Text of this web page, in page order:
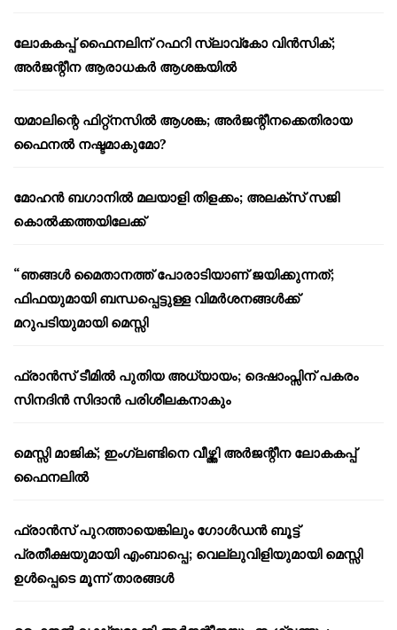
ലോകകപ്പ് ഫൈനലിന് റഫറി സ്ലാവ്‌കോ വിൻസിക്;
അർജന്റീന ആരാധകർ ആശങ്കയിൽ
യമാലിന്റെ ഫിറ്റ്നസിൽ ആശങ്ക; അർജന്റീനക്കെതിരായ
ഫൈനൽ നഷ്ടമാകുമോ?
മോഹൻ ബഗാനിൽ മലയാളി തിളക്കം; അലക്സ് സജി
കൊൽക്കത്തയിലേക്ക്
“ഞങ്ങൾ മൈതാനത്ത് പോരാടിയാണ് ജയിക്കുന്നത്;
ഫിഫയുമായി ബന്ധപ്പെട്ടുള്ള വിമർശനങ്ങൾക്ക്
മറുപടിയുമായി മെസ്സി
ഫ്രാൻസ് ടീമിൽ പുതിയ അധ്യായം; ദെഷാംപ്സിന് പകരം
സിനദിൻ സിദാൻ പരിശീലകനാകും
മെസ്സി മാജിക്; ഇംഗ്ലണ്ടിനെ വീഴ്ത്തി അർജന്റീന ലോകകപ്പ്
ഫൈനലിൽ
ഫ്രാൻസ് പുറത്തായെങ്കിലും ഗോൾഡൻ ബൂട്ട്
പ്രതീക്ഷയുമായി എംബാപ്പെ; വെല്ലുവിളിയുമായി മെസ്സി
ഉൾപ്പെടെ മൂന്ന് താരങ്ങൾ